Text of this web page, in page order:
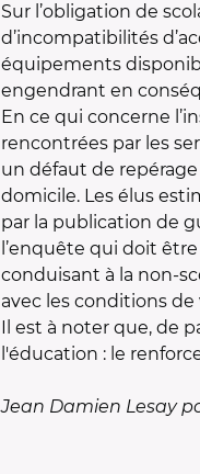
Sur l’obligation de
d’incompatibilités
équipements
engendrant en
En ce qui concerne
rencontrées par les
un défaut de
domicile. Les élus
par la publication de
l’enquête qui doit
conduisant à la non-
avec les conditions de
Il est à noter que, de
l'éducation : le
Jean Damien Lesay